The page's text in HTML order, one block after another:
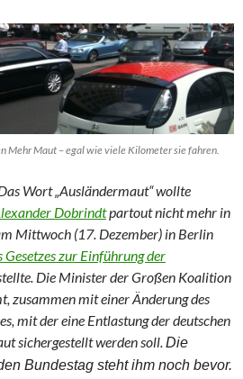
Mehr Maut – egal wie viele Kilometer sie fahren.
Wort „Ausländermaut“ wollte
Dobrindtpartout nicht mehr in
Mittwoch (17. Dezember) in Berlin
Gesetzes zur Einführung der
Die Minister der Großen Koalition
zusammen mit einer Änderung des
mit der eine Entlastung der deutschen
sichergestellt werden soll.Die
Bundestag steht ihm noch bevor.